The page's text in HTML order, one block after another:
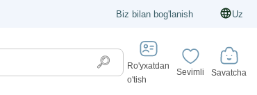
Biz bilan bog'lanish Uz
Ro'yxatdan
o'tish
Sevimli Savatcha